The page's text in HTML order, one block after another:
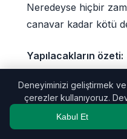
Neredeyse hiçbir
canavar kadar kötü
Yapılacakların özeti:
Tanıyınfinansal
Döngüyü kırın
—
Deneyiminizi geliştirmek ve
çerezler kullanıyoruz.
Kabul Et